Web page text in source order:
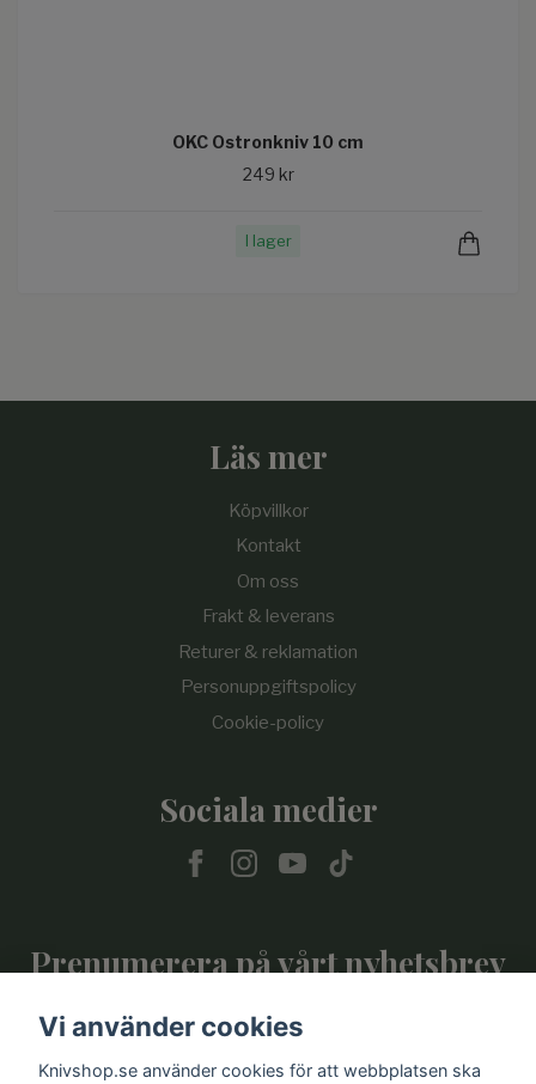
OKC Ostronkniv 10 cm
249 kr
I lager
Läs mer
Köpvillkor
Kontakt
Om oss
Frakt & leverans
Returer & reklamation
Personuppgiftspolicy
Cookie-policy
Sociala medier
Prenumerera på vårt nyhetsbrev
Vi använder cookies
Knivshop.se använder cookies för att webbplatsen ska